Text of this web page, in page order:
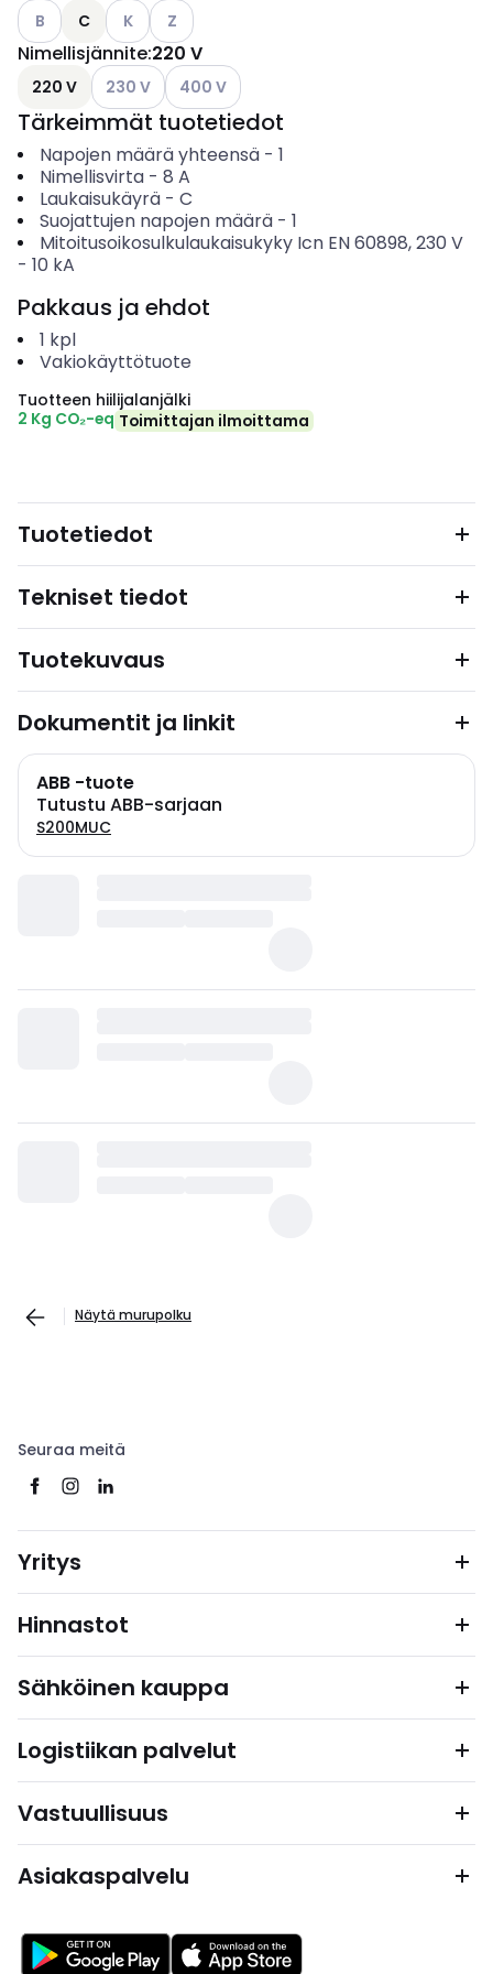
Katso käytettävissä olevat vaihtoehdot
B C Katso käytettävissä olevat vaihtoehdot
K Katso käytettävissä olevat vaihtoehdot
Z
Nimellisjännite:220 V
220 V Katso käytettävissä olevat vaihtoehdot
230 V Katso käytettävissä olevat vaihtoehdot
400 V
Tärkeimmät tuotetiedot
Napojen määrä yhteensä- 1
Nimellisvirta- 8 A
Laukaisukäyrä- C
Suojattujen napojen määrä- 1
Mitoitusoikosulkulaukaisukyky Icn EN 60898, 230 V
- 10 kA
Pakkaus ja ehdot
1 kpl
Vakiokäyttötuote
Tuotteen hiilijalanjälki
2 Kg CO₂-eq Toimittajan ilmoittama
Tuotetiedot
Tekniset tiedot
Tuotekuvaus
Dokumentit ja linkit
ABB -tuote
Tutustu ABB-sarjaan
S200MUC
Näytä murupolku
Seuraa meitä
Yritys
Hinnastot
Sähköinen kauppa
Logistiikan palvelut
Vastuullisuus
Asiakaspalvelu